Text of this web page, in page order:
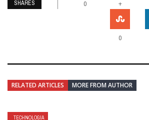
SHARES 0 +
0
RELATED ARTICLES MORE FROM AUTHOR
TECHNOLOGIA